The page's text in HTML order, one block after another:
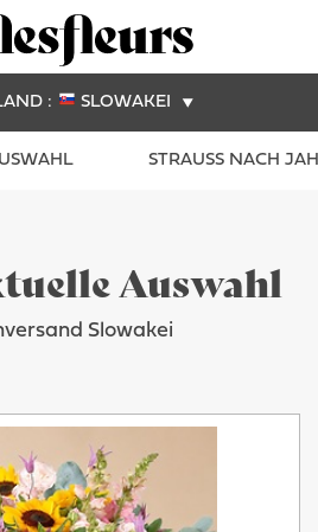
: SLOWAKEI
STRAUSS NACH
Auswahl
Slowakei